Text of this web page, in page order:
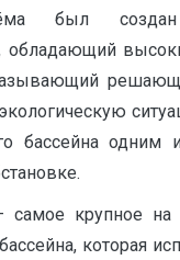
был
обладающий
бассейна одним
крупное на
которая